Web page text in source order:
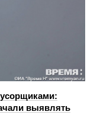
выявлять